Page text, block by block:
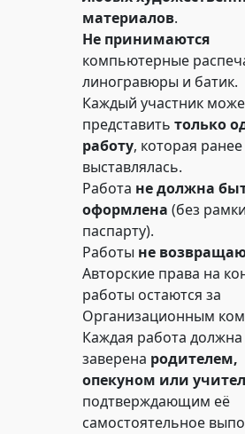
материалов.
Не принимаются
компьютерные
линогравюры и батик.
Каждый участник
представитьтолько
работу, которая
выставлялась.
Работа не должна
оформлена (без
паспарту).
Работы не
Авторские права на
работы остаются за
Организационным
Каждая работа
заверена родителем,
опекуном или
подтверждающим её
самостоятельное